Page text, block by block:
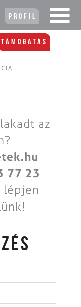
Profil
Támogatás
az
77 23
lépjen